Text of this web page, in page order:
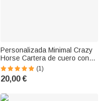
Personalizada Minimal Crazy
Horse Cartera de cuero con
nombre Accesorios portátiles
Viaje Cumpleaños Navidad
Regalo para la familia Amigos
(1)
20,00 €